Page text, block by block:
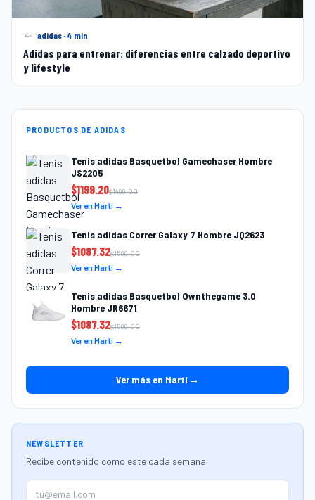
adidas · 4 min
Adidas para entrenar: diferencias entre calzado deportivo
y lifestyle
PRODUCTOS DE ADIDAS
Tenis adidas Basquetbol Gamechaser Hombre
JS2205
$1199.20$1499.00
Ver en Martí →
Tenis adidas Correr Galaxy 7 Hombre JQ2623
$1087.32$1599.00
Ver en Martí →
Tenis adidas Basquetbol Ownthegame 3.0
Hombre JR6671
$1087.32$1599.00
Ver en Martí →
Ver más en Martí →
NEWSLETTER
Recibe contenido como este cada semana.